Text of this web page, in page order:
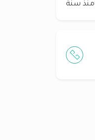
منذ سنة